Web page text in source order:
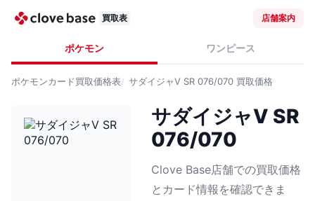
買取表 店舗案内
ポケモン ワンピース
ポケモンカード買取価格表 サダイジャV SR 076/070 買取価格
サダイジャV SR
076/070
Clove Base店舗での買取価格
とカード情報を確認できま